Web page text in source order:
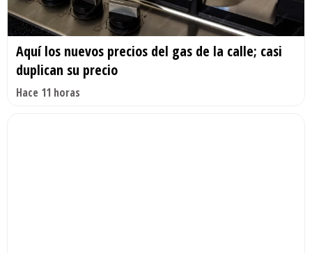
Aquí los nuevos precios del gas de la calle; casi
duplican su precio
Hace 11 horas